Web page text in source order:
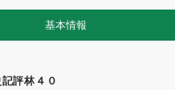
基本情報
記評林４０